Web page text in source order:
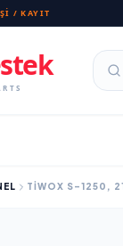
/ KAYIT
TIWOX S-1250,